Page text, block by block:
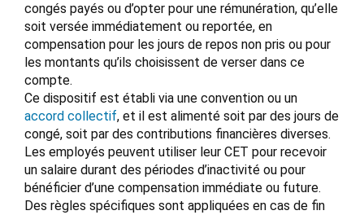
congés payés ou d’opter pour une rémunération, qu’elle
soit versée immédiatement ou reportée, en
compensation pour les jours de repos non pris ou pour
les montants qu’ils choisissent de verser dans ce
compte.
Ce dispositif est établi via une convention ou un
accord collectif, et il est alimenté soit par des jours de
congé, soit par des contributions financières diverses.
Les employés peuvent utiliser leur CET pour recevoir
un salaire durant des périodes d’inactivité ou pour
bénéficier d’une compensation immédiate ou future.
Des règles spécifiques sont appliquées en cas de fin